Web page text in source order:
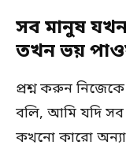
সব মানুষ
তখন ভয়
প্রশ্ন করুন
বলি, আমি যদি সব
কখনো কারো